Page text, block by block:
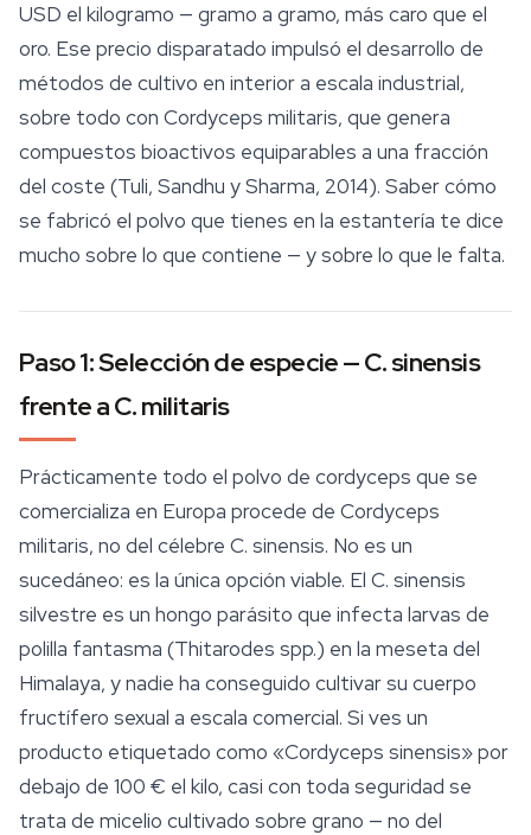
USD el kilogramo — gramo a gramo, más caro que el
oro. Ese precio disparatado impulsó el desarrollo de
métodos de cultivo en interior a escala industrial,
sobre todo con Cordyceps militaris, que genera
compuestos bioactivos equiparables a una fracción
del coste (Tuli, Sandhu y Sharma, 2014). Saber cómo
se fabricó el polvo que tienes en la estantería te dice
mucho sobre lo que contiene — y sobre lo que le falta.
Paso 1: Selección de especie —C. sinensis
frente aC. militaris
Prácticamente todo el polvo de cordyceps que se
comercializa en Europa procede de Cordyceps
militaris, no del célebre C. sinensis. No es un
sucedáneo: es la única opción viable. El C. sinensis
silvestre es un hongo parásito que infecta larvas de
polilla fantasma (Thitarodes spp.) en la meseta del
Himalaya, y nadie ha conseguido cultivar su cuerpo
fructífero sexual a escala comercial. Si ves un
producto etiquetado como «Cordyceps sinensis» por
debajo de 100 € el kilo, casi con toda seguridad se
trata de micelio cultivado sobre grano — no del